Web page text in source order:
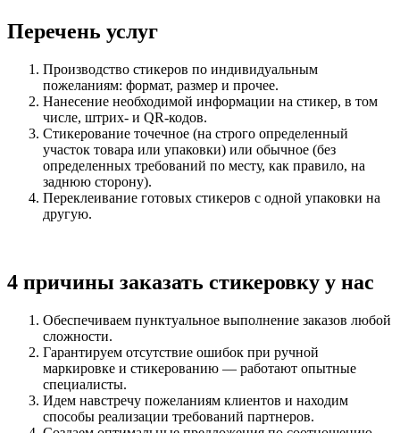
Перечень услуг
Производство стикеров по индивидуальным
пожеланиям: формат, размер и прочее.
Нанесение необходимой информации на стикер, в том
числе, штрих- и QR-кодов.
Стикерование точечное (на строго определенный
участок товара или упаковки) или обычное (без
определенных требований по месту, как правило, на
заднюю сторону).
Переклеивание готовых стикеров с одной упаковки на
другую.
4 причины заказать стикеровку у нас
Обеспечиваем пунктуальное выполнение заказов любой
сложности.
Гарантируем отсутствие ошибок при ручной
маркировке и стикерованию — работают опытные
специалисты.
Идем навстречу пожеланиям клиентов и находим
способы реализации требований партнеров.